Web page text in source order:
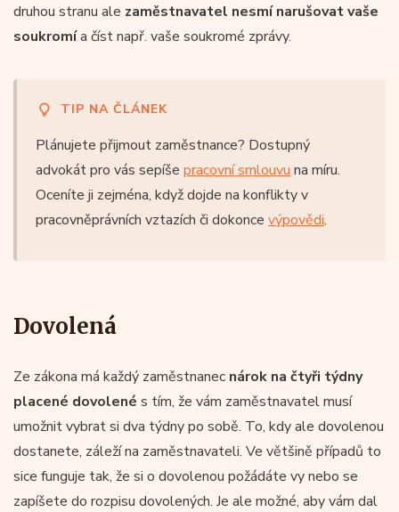
druhou stranu ale zaměstnavatel nesmí narušovat vaše
soukromía číst např. vaše soukromé zprávy.
TIP NA ČLÁNEK
Plánujete přijmout zaměstnance? Dostupný
advokát pro vás sepíše pracovní smlouvu na míru.
Oceníte ji zejména, když dojde na konflikty v
pracovněprávních vztazích či dokonce výpovědi.
Dovolená
Ze zákona má každý zaměstnanec nárok na čtyři týdny
placené dovolené s tím, že vám zaměstnavatel musí
umožnit vybrat si dva týdny po sobě. To, kdy ale dovolenou
dostanete, záleží na zaměstnavateli. Ve většině případů to
sice funguje tak, že si o dovolenou požádáte vy nebo se
zapíšete do rozpisu dovolených. Je ale možné, aby vám dal